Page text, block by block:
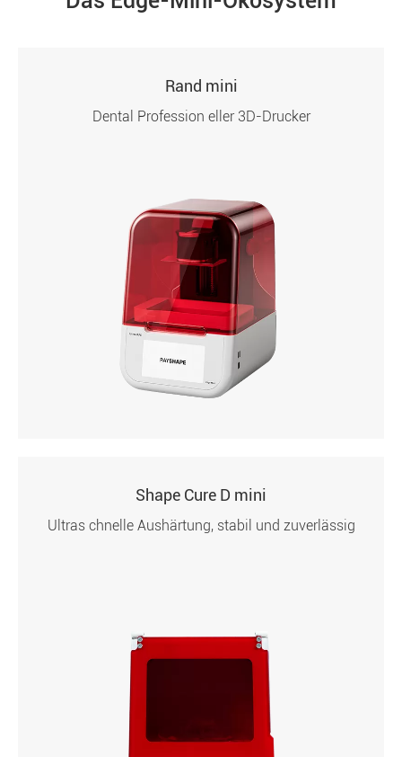
Rand mini
Dental Profession eller 3D-Drucker
Shape Cure D mini
Ultras chnelle Aushärtung, stabil und zuverlässig